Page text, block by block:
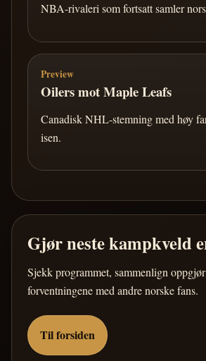
NBA-rivaleri som fortsatt samler
Preview
Oilers mot Maple Leafs
Canadisk NHL-stemning med høy
isen.
Gjør neste kampkveld
Sjekk programmet, sammenlign
forventningene med andre norske fans.
Til forsiden